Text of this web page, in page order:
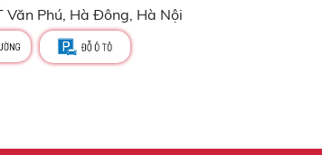
Văn Phú, Hà Đông, Hà Nội